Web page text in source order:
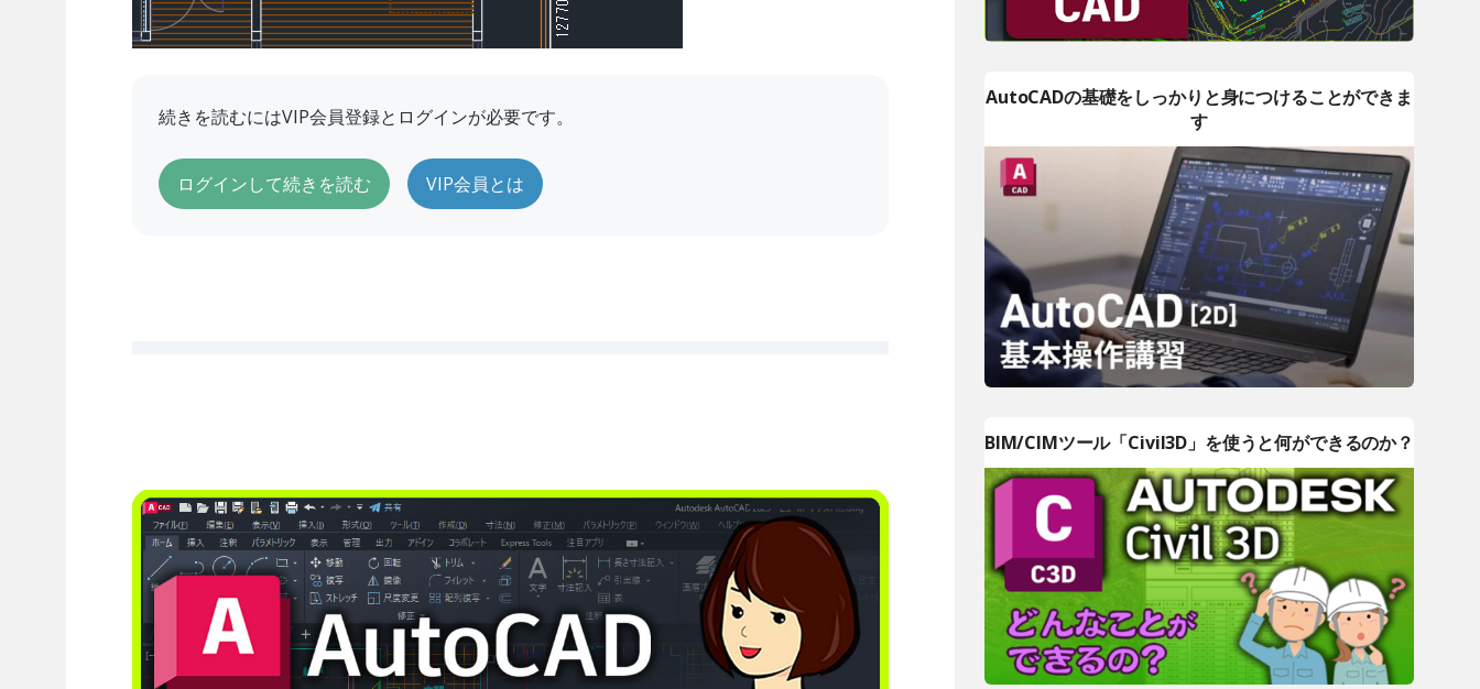
続きを読むにはVIP会員登録とログインが必要です。
ログインして続きを読む VIP会員とは
AutoCADの基礎をしっかりと身につけることができま
す
BIM/CIMツール「Civil3D」を使うと何ができるのか？